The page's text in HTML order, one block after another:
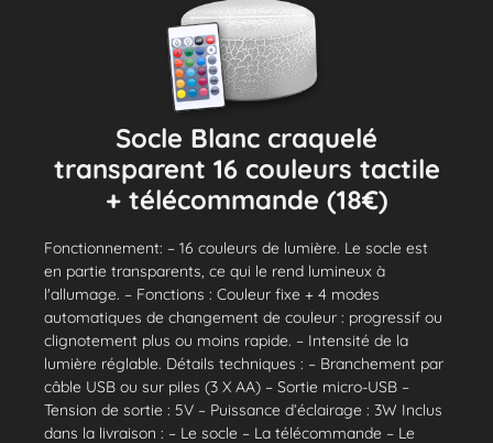
Socle Blanc craquelé
transparent 16 couleurs tactile
+ télécommande (18€)
Fonctionnement: – 16 couleurs de lumière. Le socle est
en partie transparents, ce qui le rend lumineux à
l'allumage. – Fonctions : Couleur fixe + 4 modes
automatiques de changement de couleur : progressif ou
clignotement plus ou moins rapide. – Intensité de la
lumière réglable. Détails techniques : – Branchement par
câble USB ou sur piles (3 X AA) – Sortie micro-USB –
Tension de sortie : 5V – Puissance d’éclairage : 3W Inclus
dans la livraison : – Le socle – La télécommande – Le